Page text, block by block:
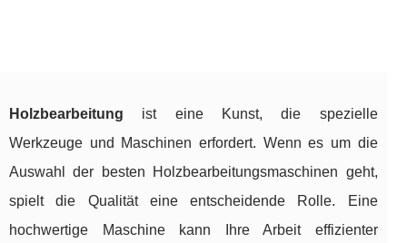
Holzbearbeitung ist eine Kunst, die spezielle
Werkzeuge und Maschinen erfordert. Wenn es um die
Auswahl der besten Holzbearbeitungsmaschinen geht,
spielt die Qualität eine entscheidende Rolle. Eine
hochwertige Maschine kann Ihre Arbeit effizienter